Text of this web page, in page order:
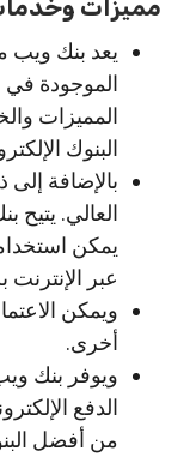
مميزات
يعد بنك ويب
الموجودة في
المميزات
البنوك
بالإضافة إلى
العالي. يتيح
يمكن
عبر
ويمكن
أخرى.
ويوفر بنك
الدفع
من أفضل